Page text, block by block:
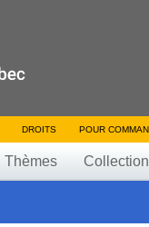
DROITS POUR
Thèmes